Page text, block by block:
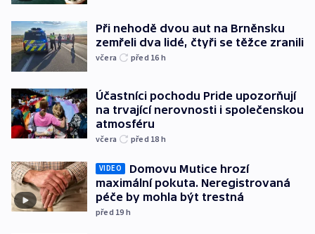
Při nehodě dvou aut na Brněnsku
zemřeli dva lidé, čtyři se těžce zranili
včera před 16 h
Účastníci pochodu Pride upozorňují
na trvající nerovnosti i společenskou
atmosféru
včera před 18 h
VIDEO
Domovu Mutice hrozí
maximální pokuta. Neregistrovaná
péče by mohla být trestná
před 19 h